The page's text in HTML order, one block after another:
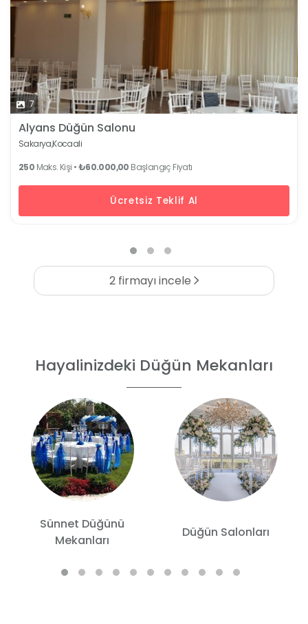
7
Alyans Düğün Salonu
Sakarya,Kocaali
250 Maks. Kişi •₺60.000,00 Başlangıç Fiyatı
Ücretsiz Teklif Al
2 firmayı incele
Hayalinizdeki Düğün Mekanları
Sünnet Düğünü
Mekanları
Düğün Salonları